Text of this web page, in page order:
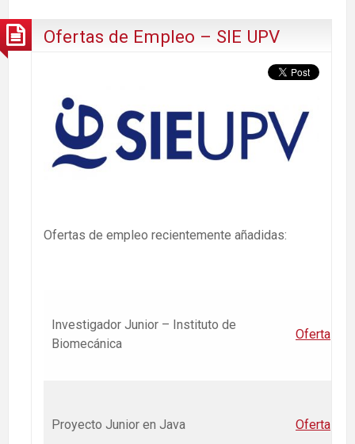
Ofertas de Empleo – SIE UPV
Ofertas de empleo recientemente añadidas:
Investigador Junior – Instituto de
Biomecánica
Oferta
Proyecto Junior en Java Oferta